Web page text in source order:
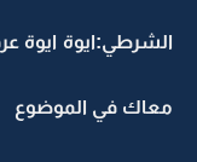
الشرطي:ايوة ايوة
معاك في الموضوع